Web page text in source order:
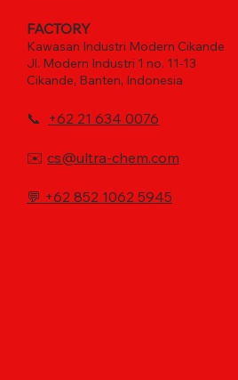
FACTORY
Kawasan Industri Modern Cikande
Jl. Modern Industri 1 no. 11-13
Cikande, Banten, Indonesia
📞 +62 21 634 0076
✉️ cs@ultra-chem.com
💬 +62 852 1062 5945